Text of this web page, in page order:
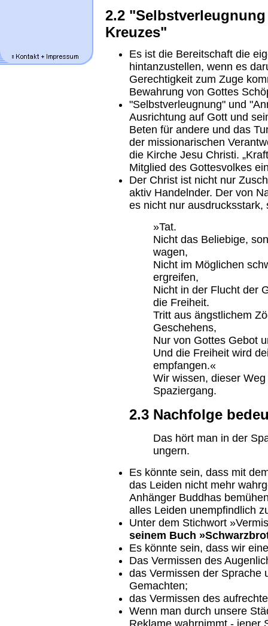
2.2
Kreuzes"
Es ist die Bereitschaft die
hintanzustellen, wenn es
Gerechtigkeit zum Zuge
Bewahrung von Gottes
"Selbstverleugnung" und
Ausrichtung auf Gott und
Beten für andere und das
der missionarischen
die Kirche Jesu Christi.
Mitglied des Gottesvolkes
Der Christ ist nicht nur
aktiv Handelnder. Der von
es nicht nur
»Tat.
Nicht das Beliebige,
wagen,
Nicht im Möglichen
ergreifen,
Nicht in der Flucht der
die Freiheit.
Tritt aus ängstlichem
Geschehens,
Nur von Gottes Gebot
Und die Freiheit wird
empfangen.«
Wir wissen, dieser
Spaziergang.
2.3 Nachfolge
Das hört man in der
ungern.
Es könnte sein, dass mit
das Leiden nicht mehr
Anhänger Buddhas
alles Leiden unempfindlich
Unter dem Stichwort
seinem Buch
Es könnte sein, dass wir
Das Vermissen des
das Vermissen der Sprache
Gemachten;
das Vermissen des
Wenn man durch unsere
Reklame wahrnimmt - jener